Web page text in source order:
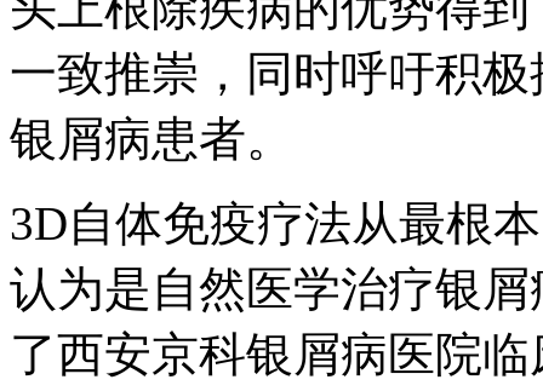
一致推崇，同时呼吁积
银屑病患者。
3D自体免疫疗法从最根
认为是自然医学治疗银
了西安京科银屑病医院